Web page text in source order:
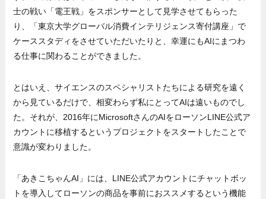
士の戦い「電王戦」をスポンサーとして見学させてもらった
り、「東京大学グローバル消費インテリジェンス寄付講座」で
ケーススタディをさせていただいたりと、幸運にもAIにまつわ
る仕事に関わることができました。
とはいえ、サイエンスのスペシャリストたちによる研究を遠く
から見ているだけで、相変わらず私にとってAIは遠いものでし
た。それが、2016年にMicrosoftさんのAIをローソンLINE公式ア
カウントに移植するというプロジェクトをスタートしたことで
意識が変わりました。
「あきこちゃんAI」には、LINE公式アカウントにチャットボッ
トを導入してローソンの商品を事前におススメするという機能